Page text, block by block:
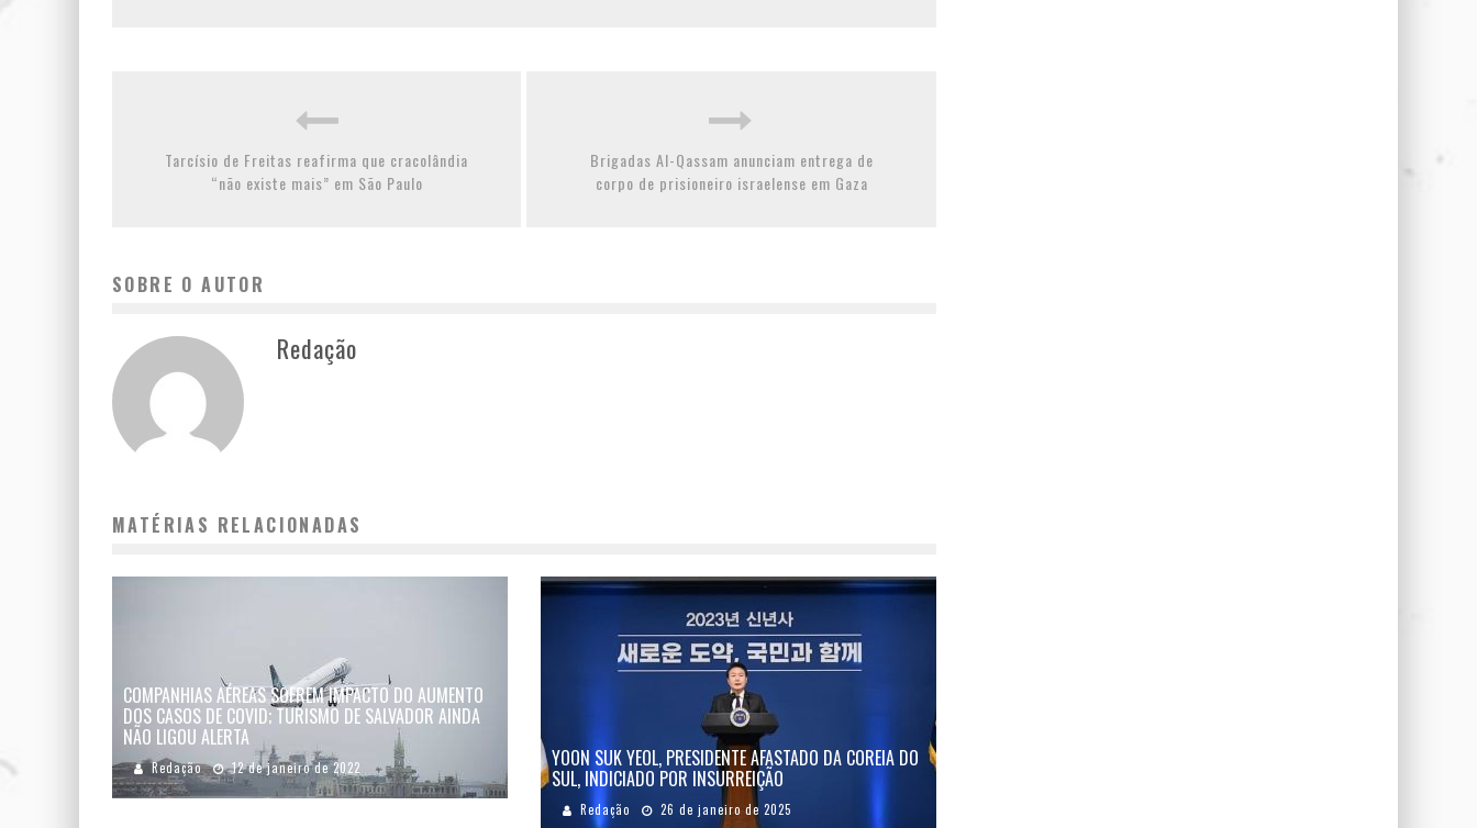
Tarcísio de Freitas reafirma que cracolândia
“não existe mais” em São Paulo
Brigadas Al-Qassam anunciam entrega de
corpo de prisioneiro israelense em Gaza
SOBRE O AUTOR
Redação
MATÉRIAS RELACIONADAS
COMPANHIAS AÉREAS SOFREM IMPACTO DO AUMENTO
DOS CASOS DE COVID; TURISMO DE SALVADOR AINDA
NÃO LIGOU ALERTA
Redação 12 de janeiro de 2022 YOON SUK YEOL, PRESIDENTE AFASTADO DA COREIA DO
SUL, INDICIADO POR INSURREIÇÃO
Redação 26 de janeiro de 2025